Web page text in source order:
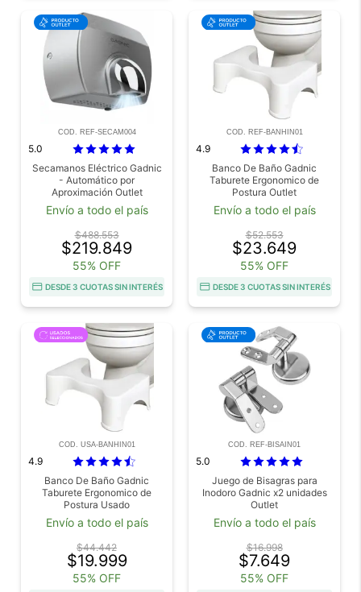
COD. REF-SECAM004
5.0
Secamanos Eléctrico Gadnic
- Automático por
Aproximación Outlet
Envío a todo el país
$488.553
$219.849
55% OFF
DESDE 3 CUOTAS SIN INTERÉS
COD. REF-BANHIN01
4.9
Banco De Baño Gadnic
Taburete Ergonomico de
Postura Outlet
Envío a todo el país
$52.553
$23.649
55% OFF
DESDE 3 CUOTAS SIN INTERÉS
COD. USA-BANHIN01
4.9
Banco De Baño Gadnic
Taburete Ergonomico de
Postura Usado
Envío a todo el país
$44.442
$19.999
55% OFF
COD. REF-BISAIN01
5.0
Juego de Bisagras para
Inodoro Gadnic x2 unidades
Outlet
Envío a todo el país
$16.998
$7.649
55% OFF